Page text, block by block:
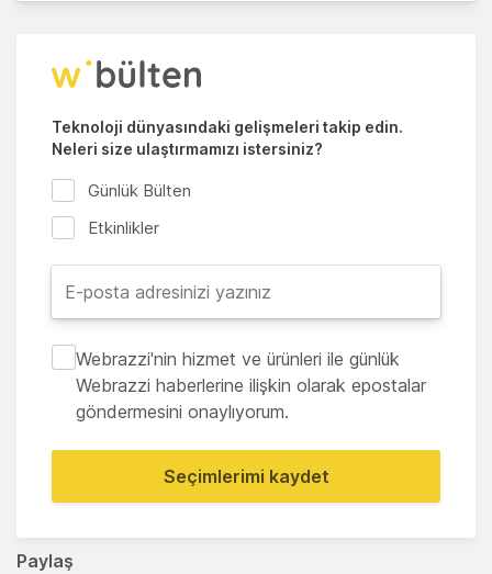
Paylaş
Teknoloji dünyasındaki gelişmeleri takip edin.
Neleri size ulaştırmamızı istersiniz?
Günlük Bülten
Etkinlikler
Webrazzi'nin hizmet ve ürünleri ile günlük
Webrazzi haberlerine ilişkin olarak epostalar
göndermesini onaylıyorum.
Seçimlerimi kaydet